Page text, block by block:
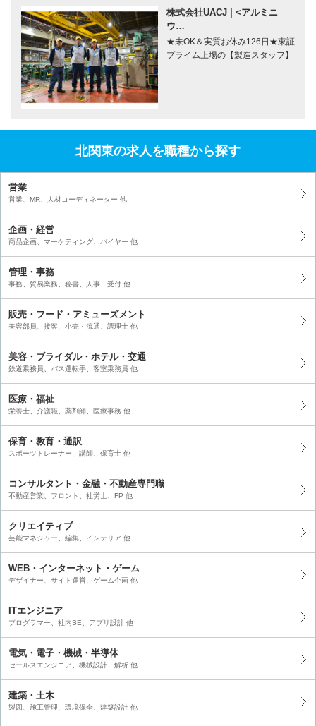
株式会社UACJ | <アルミニ
ウ…
★未OK＆実質お休み126日★東証
プライム上場の【製造スタッフ】
北関東の求人を職種から探す
営業
営業、MR、人材コーディネーター 他
企画・経営
商品企画、マーケティング、バイヤー 他
管理・事務
事務、貿易業務、秘書、人事、受付 他
販売・フード・アミューズメント
美容部員、接客、小売・流通、調理士 他
美容・ブライダル・ホテル・交通
鉄道乗務員、バス運転手、客室乗務員 他
医療・福祉
栄養士、介護職、薬剤師、医療事務 他
保育・教育・通訳
スポーツトレーナー、講師、保育士 他
コンサルタント・金融・不動産専門職
不動産営業、フロント、社労士、FP 他
クリエイティブ
芸能マネジャー、編集、インテリア 他
WEB・インターネット・ゲーム
デザイナー、サイト運営、ゲーム企画 他
ITエンジニア
プログラマー、社内SE、アプリ設計 他
電気・電子・機械・半導体
セールスエンジニア、機械設計、解析 他
建築・土木
製図、施工管理、環境保全、建築設計 他